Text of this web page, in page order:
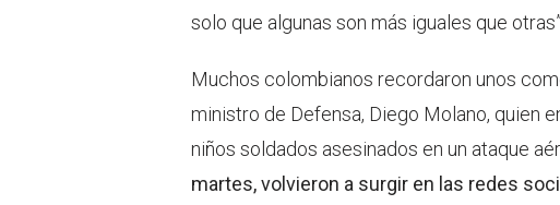
solo que algunas son más iguales que otras”.
Muchos colombianos recordaron unos
ministro de Defensa, Diego Molano, quien
niños soldados asesinados en un ataque
martes, volvieron a surgir en las redes